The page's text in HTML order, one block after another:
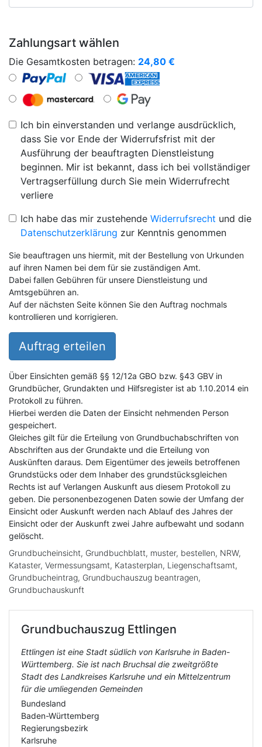
Zahlungsart wählen
Die Gesamtkosten betragen: 24,80 €
Ich bin einverstanden und verlange ausdrücklich,
dass Sie vor Ende der Widerrufsfrist mit der
Ausführung der beauftragten Dienstleistung
beginnen. Mir ist bekannt, dass ich bei vollständiger
Vertragserfüllung durch Sie mein Widerrufrecht
verliere
Ich habe das mir zustehende Widerrufsrecht und die
Datenschutzerklärung zur Kenntnis genommen
Sie beauftragen uns hiermit, mit der Bestellung von Urkunden
auf ihren Namen bei dem für sie zuständigen Amt.
Dabei fallen Gebühren für unsere Dienstleistung und
Amtsgebühren an.
Auf der nächsten Seite können Sie den Auftrag nochmals
kontrollieren und korrigieren.
Auftrag erteilen
Über Einsichten gemäß §§ 12/12a GBO bzw. §43 GBV in
Grundbücher, Grundakten und Hilfsregister ist ab 1.10.2014 ein
Protokoll zu führen.
Hierbei werden die Daten der Einsicht nehmenden Person
gespeichert.
Gleiches gilt für die Erteilung von Grundbuchabschriften von
Abschriften aus der Grundakte und die Erteilung von
Auskünften daraus. Dem Eigentümer des jeweils betroffenen
Grundstücks oder dem Inhaber des grundstücksgleichen
Rechts ist auf Verlangen Auskunft aus diesem Protokoll zu
geben. Die personenbezogenen Daten sowie der Umfang der
Einsicht oder Auskunft werden nach Ablauf des Jahres der
Einsicht oder der Auskunft zwei Jahre aufbewaht und sodann
gelöscht.
Grundbucheinsicht, Grundbuchblatt, muster, bestellen, NRW,
Kataster, Vermessungsamt, Katasterplan, Liegenschaftsamt,
Grundbucheintrag, Grundbuchauszug beantragen,
Grundbuchauskunft
Grundbuchauszug Ettlingen
Ettlingen ist eine Stadt südlich von Karlsruhe in Baden-
Württemberg. Sie ist nach Bruchsal die zweitgrößte
Stadt des Landkreises Karlsruhe und ein Mittelzentrum
für die umliegenden Gemeinden
Bundesland
Baden-Württemberg
Regierungsbezirk
Karlsruhe